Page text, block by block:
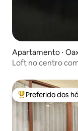
Apartamento ⋅
Loft no centro
Entre os
Preferido dos